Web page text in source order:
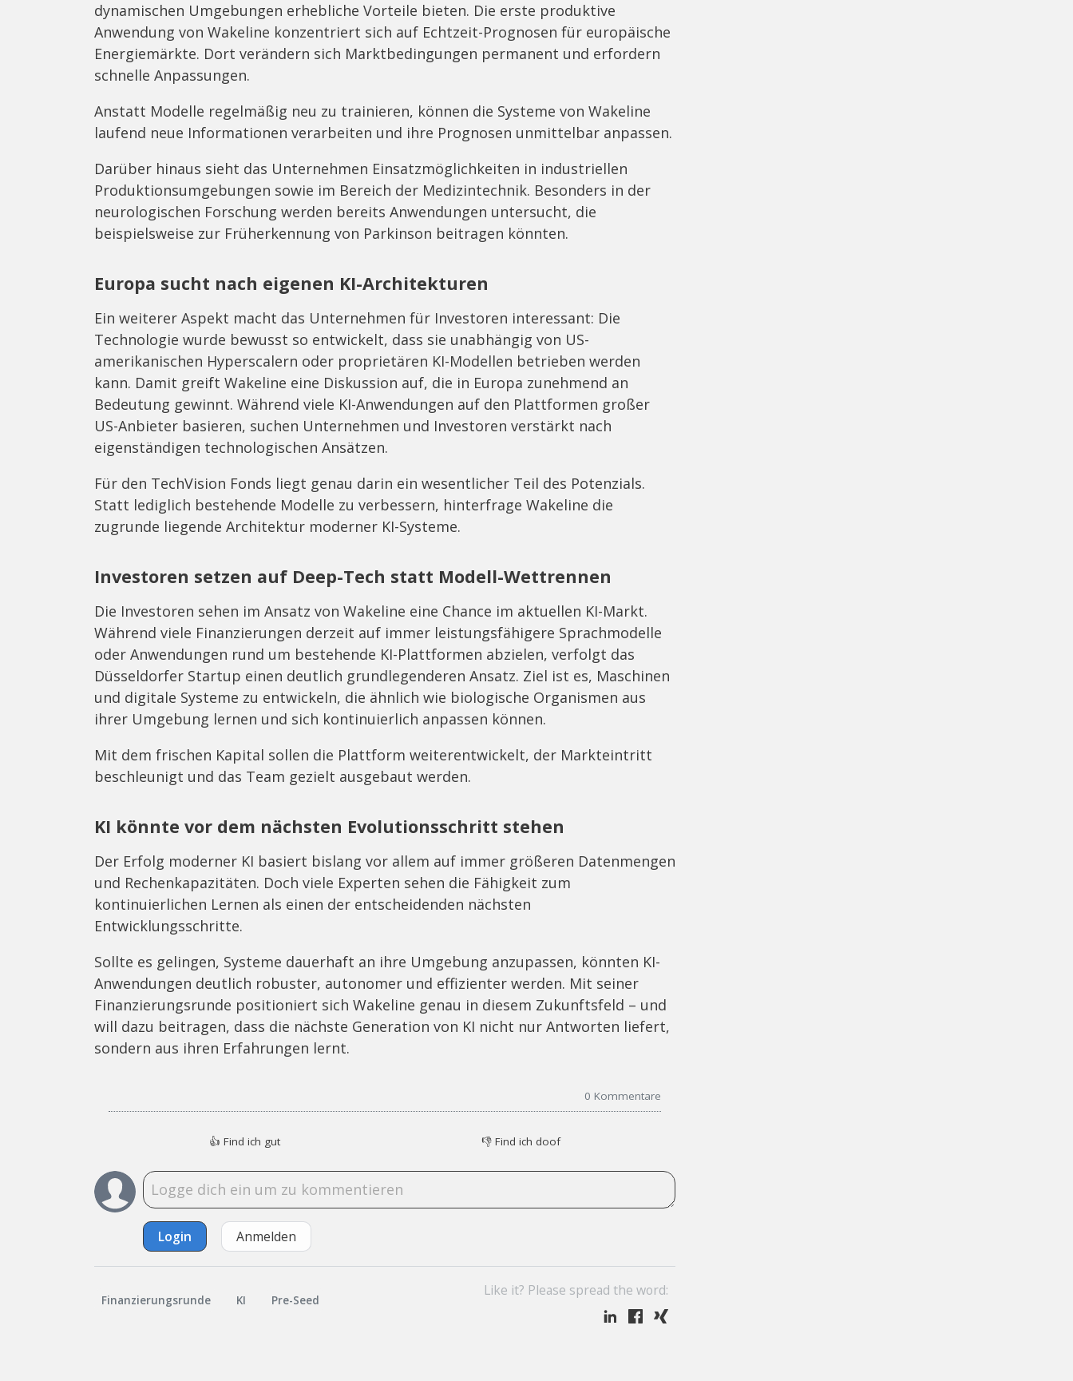
dynamischen Umgebungen erhebliche Vorteile bieten. Die erste produktive
Anwendung von Wakeline konzentriert sich auf Echtzeit-Prognosen für europäische
Energiemärkte. Dort verändern sich Marktbedingungen permanent und erfordern
schnelle Anpassungen.
Anstatt Modelle regelmäßig neu zu trainieren, können die Systeme von Wakeline
laufend neue Informationen verarbeiten und ihre Prognosen unmittelbar anpassen.
Darüber hinaus sieht das Unternehmen Einsatzmöglichkeiten in industriellen
Produktionsumgebungen sowie im Bereich der Medizintechnik. Besonders in der
neurologischen Forschung werden bereits Anwendungen untersucht, die
beispielsweise zur Früherkennung von Parkinson beitragen könnten.
Europa sucht nach eigenen KI-Architekturen
Ein weiterer Aspekt macht das Unternehmen für Investoren interessant: Die
Technologie wurde bewusst so entwickelt, dass sie unabhängig von US-
amerikanischen Hyperscalern oder proprietären KI-Modellen betrieben werden
kann. Damit greift Wakeline eine Diskussion auf, die in Europa zunehmend an
Bedeutung gewinnt. Während viele KI-Anwendungen auf den Plattformen großer
US-Anbieter basieren, suchen Unternehmen und Investoren verstärkt nach
eigenständigen technologischen Ansätzen.
Für den TechVision Fonds liegt genau darin ein wesentlicher Teil des Potenzials.
Statt lediglich bestehende Modelle zu verbessern, hinterfrage Wakeline die
zugrunde liegende Architektur moderner KI-Systeme.
Investoren setzen auf Deep-Tech statt Modell-Wettrennen
Die Investoren sehen im Ansatz von Wakeline eine Chance im aktuellen KI-Markt.
Während viele Finanzierungen derzeit auf immer leistungsfähigere Sprachmodelle
oder Anwendungen rund um bestehende KI-Plattformen abzielen, verfolgt das
Düsseldorfer Startup einen deutlich grundlegenderen Ansatz. Ziel ist es, Maschinen
und digitale Systeme zu entwickeln, die ähnlich wie biologische Organismen aus
ihrer Umgebung lernen und sich kontinuierlich anpassen können.
Mit dem frischen Kapital sollen die Plattform weiterentwickelt, der Markteintritt
beschleunigt und das Team gezielt ausgebaut werden.
KI könnte vor dem nächsten Evolutionsschritt stehen
Der Erfolg moderner KI basiert bislang vor allem auf immer größeren Datenmengen
und Rechenkapazitäten. Doch viele Experten sehen die Fähigkeit zum
kontinuierlichen Lernen als einen der entscheidenden nächsten
Entwicklungsschritte.
Sollte es gelingen, Systeme dauerhaft an ihre Umgebung anzupassen, könnten KI-
Anwendungen deutlich robuster, autonomer und effizienter werden. Mit seiner
Finanzierungsrunde positioniert sich Wakeline genau in diesem Zukunftsfeld – und
will dazu beitragen, dass die nächste Generation von KI nicht nur Antworten liefert,
sondern aus ihren Erfahrungen lernt.
0 Kommentare
👍 Find ich gut 👎 Find ich doof
Login Anmelden
Finanzierungsrunde KI Pre-Seed
Like it? Please spread the word: